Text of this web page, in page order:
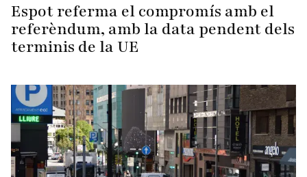
Espot referma el compromís amb el
referèndum, amb la data pendent dels
terminis de la UE